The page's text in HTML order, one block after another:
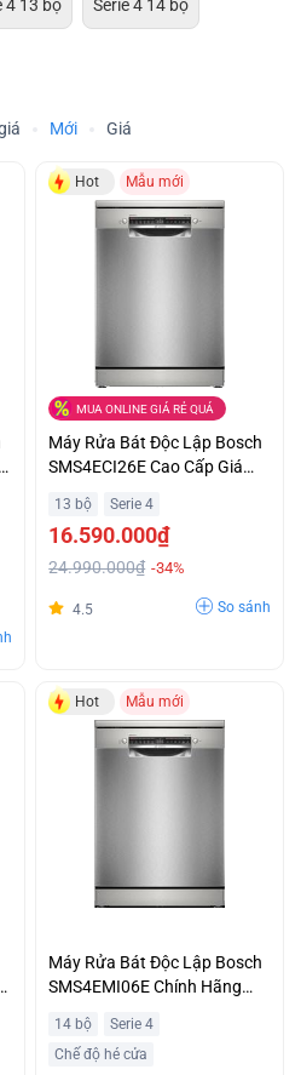
4 13 bộ Serie 4 14 bộ
Mới Giá
Hot Mẫu mới
MUA ONLINE GIÁ RẺ QUÁ
Máy Rửa Bát Độc Lập Bosch
SMS4ECI26E Cao Cấp Giá
13 bộ Serie 4
16.590.000₫
24.990.000₫ -34%
4.5 So sánh
Hot Mẫu mới
Máy Rửa Bát Độc Lập Bosch
SMS4EMI06E Chính Hãng
14 bộ
Serie 4
Chế độ hé cửa